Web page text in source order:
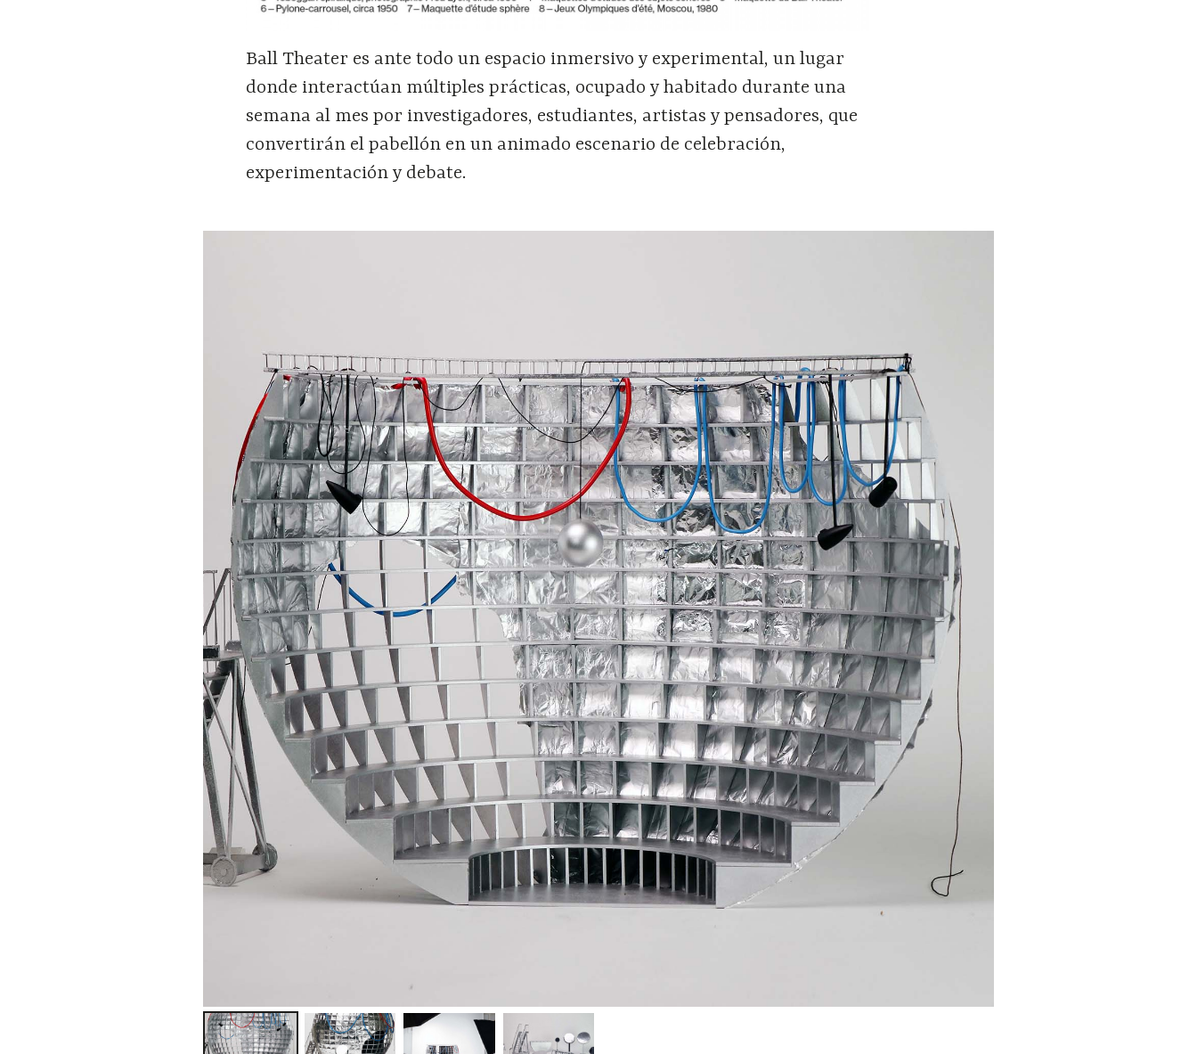
Ball Theater es ante todo un espacio inmersivo y experimental, un lugar
donde interactúan múltiples prácticas, ocupado y habitado durante una
semana al mes por investigadores, estudiantes, artistas y pensadores, que
convertirán el pabellón en un animado escenario de celebración,
experimentación y debate.